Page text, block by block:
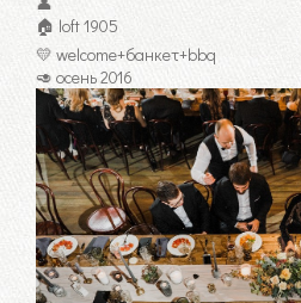
🏠 loft 1905
💛 welcome+банкет+bbq
🥑 осень 2016